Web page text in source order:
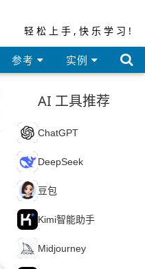
轻松上手,快乐学习!

实例
参考
AI 工具推荐
C ChatGPT
D DeepSeek
豆 豆包
K Kimi智能助手
M Midjourney